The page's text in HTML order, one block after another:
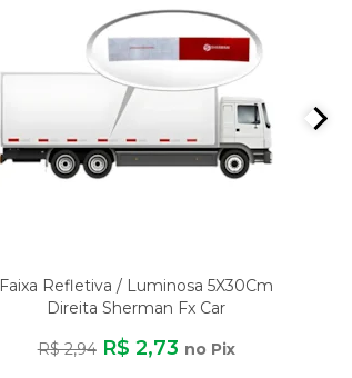
Faixa Refletiva / Luminosa 5X30Cm
Direita Sherman Fx Car
R$ 2,94 R$ 2,73 no Pix